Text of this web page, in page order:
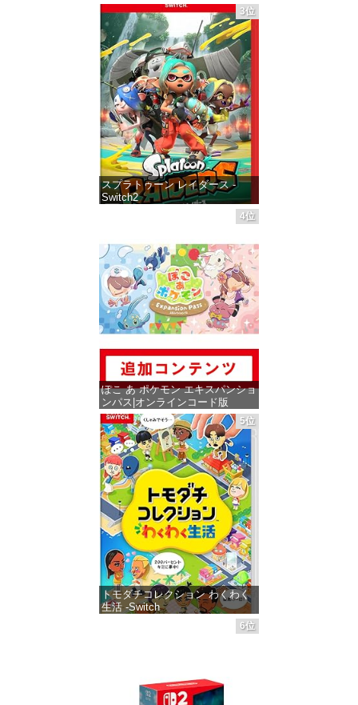
価格：¥5,645
3位
スプラトゥーン レイダース -
Switch2
価格：¥6,454
4位
ぽこ あ ポケモン エキスパンショ
ンパス|オンラインコード版
価格：¥4,400
5位
トモダチコレクション わくわく
生活 -Switch
価格：¥6,145
6位